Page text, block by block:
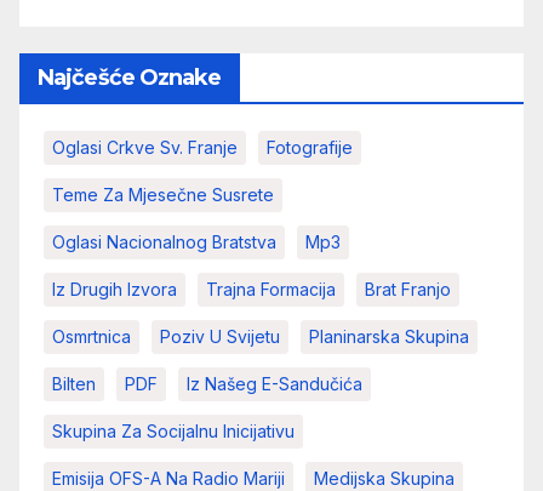
Najčešće Oznake
Oglasi Crkve Sv. Franje Fotografije
Teme Za Mjesečne Susrete
Oglasi Nacionalnog Bratstva Mp3
Iz Drugih Izvora Trajna Formacija Brat Franjo
Osmrtnica Poziv U Svijetu Planinarska Skupina
Bilten PDF Iz Našeg E-Sandučića
Skupina Za Socijalnu Inicijativu
Emisija OFS-A Na Radio Mariji Medijska Skupina